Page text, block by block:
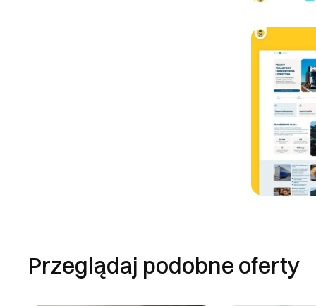
Przeglądaj podobne oferty